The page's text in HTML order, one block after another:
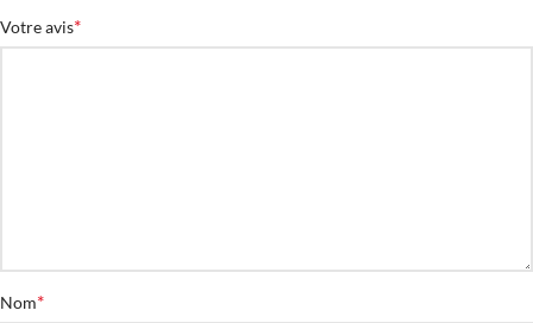
Votre avis*
Nom*